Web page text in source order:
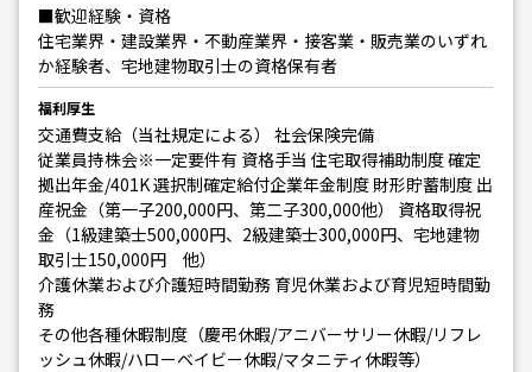
■歓迎経験・資格
住宅業界・建設業界・不動産業界・接客業・販売業のいずれ
か経験者、宅地建物取引士の資格保有者
福利厚生
交通費支給（当社規定による） 社会保険完備
従業員持株会※一定要件有 資格手当 住宅取得補助制度 確定
拠出年金/401K 選択制確定給付企業年金制度 財形貯蓄制度 出
産祝金（第一子200,000円、第二子300,000他） 資格取得祝
金（1級建築士500,000円、2級建築士300,000円、宅地建物
取引士150,000円 他）
介護休業および介護短時間勤務 育児休業および育児短時間勤
務
その他各種休暇制度（慶弔休暇/アニバーサリー休暇/リフレ
ッシュ休暇/ハローベイビー休暇/マタニティ休暇等）